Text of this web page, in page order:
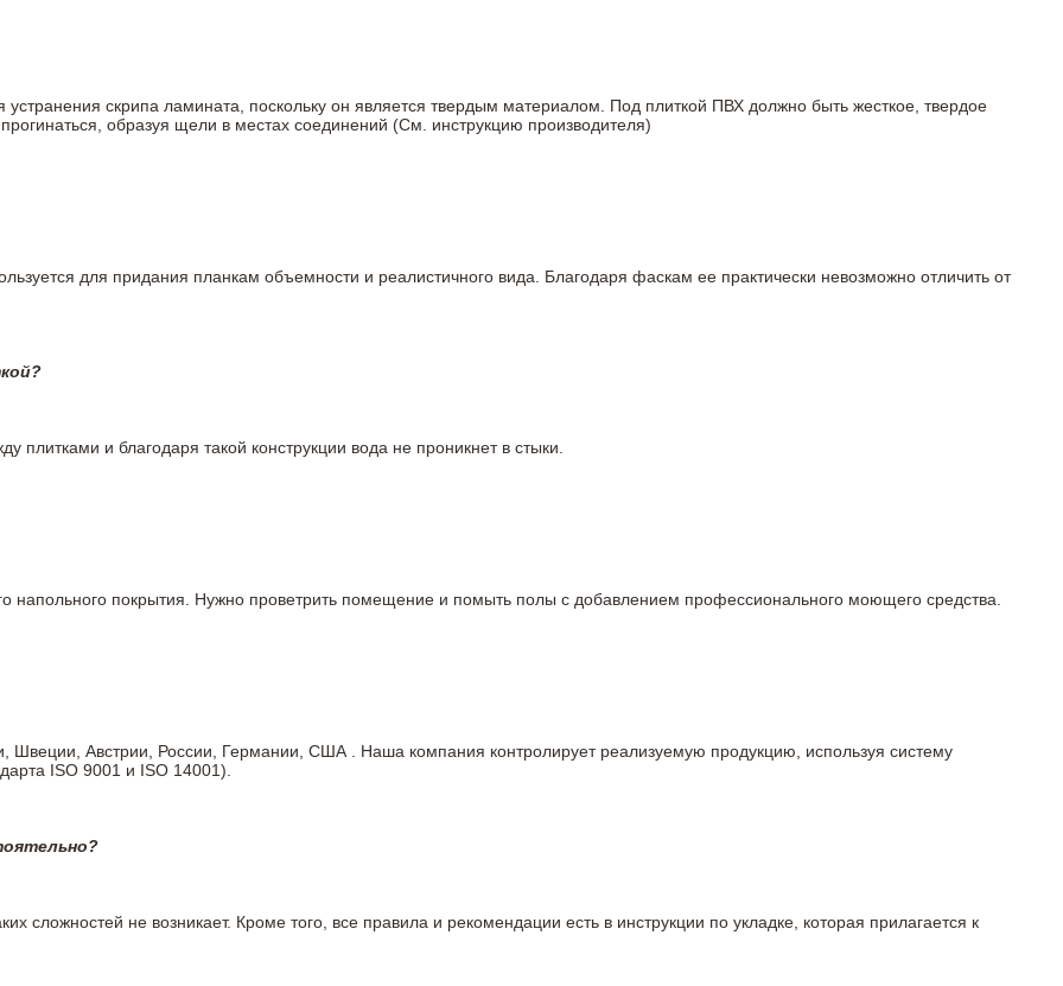
скрипа ламината, поскольку он является твердым материалом. Под плиткой ПВХ должно быть жесткое, твердое
образуя щели в местах соединений (См. инструкцию производителя)
для придания планкам объемности и реалистичного вида. Благодаря фаскам ее практически невозможно отличить от
плитками и благодаря такой конструкции вода не проникнет в стыки.
напольного покрытия. Нужно проветрить помещение и помыть полы с добавлением профессионального моющего средства.
Швеции, Австрии, России, Германии, США . Наша компания контролирует реализуемую продукцию, используя систему
ISO 9001 и ISO 14001).
сложностей не возникает. Кроме того, все правила и рекомендации есть в инструкции по укладке, которая прилагается к